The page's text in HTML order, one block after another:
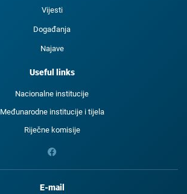
Vijesti
Događanja
Najave
Useful links
Nacionalne institucije
Međunarodne institucije i tijela
Riječne komisije
E-mail